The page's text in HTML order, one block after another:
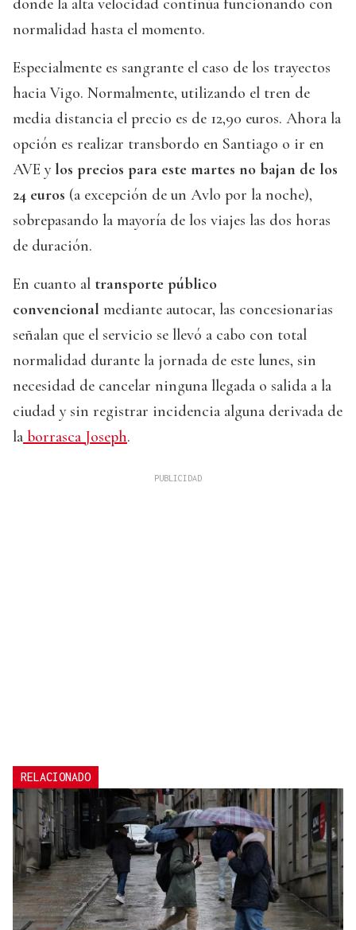
donde la alta velocidad continúa funcionando con
normalidad hasta el momento.
Especialmente es sangrante el caso de los trayectos
hacia Vigo. Normalmente, utilizando el tren de
media distancia el precio es de 12,90 euros. Ahora la
opción es realizar transbordo en Santiago o ir en
AVE y los precios para este martes no bajan de los
24 euros (a excepción de un Avlo por la noche),
sobrepasando la mayoría de los viajes las dos horas
de duración.
En cuanto al transporte público
convencional mediante autocar, las concesionarias
señalan que el servicio se llevó a cabo con total
normalidad durante la jornada de este lunes, sin
necesidad de cancelar ninguna llegada o salida a la
ciudad y sin registrar incidencia alguna derivada de
la borrasca Joseph.
RELACIONADO